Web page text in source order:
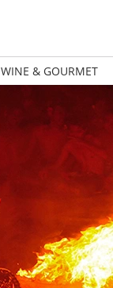
WINE & GOURMET